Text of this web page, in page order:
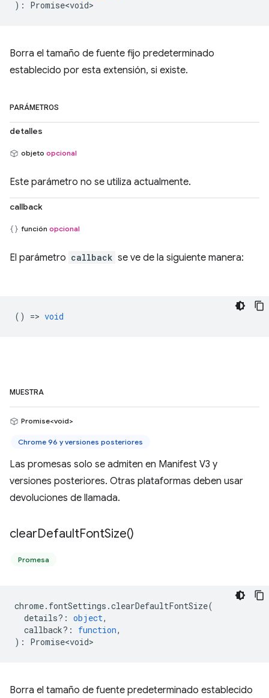
) : Promise<void>
Borra el tamaño de fuente fijo predeterminado
establecido por esta extensión, si existe.
PARÁMETROS
detalles
objeto opcional
Este parámetro no se utiliza actualmente.
callback
función opcional
El parámetro callback se ve de la siguiente manera:
() => void
MUESTRA
Promise<void>
Chrome 96 y versiones posteriores
Las promesas solo se admiten en Manifest V3 y
versiones posteriores. Otras plataformas deben usar
devoluciones de llamada.
clearDefaultFontSize()
Promesa
chrome. fontSettings .clearDefaultFontSize(
details? : object,
callback? : function,
) : Promise<void>
Borra el tamaño de fuente predeterminado establecido